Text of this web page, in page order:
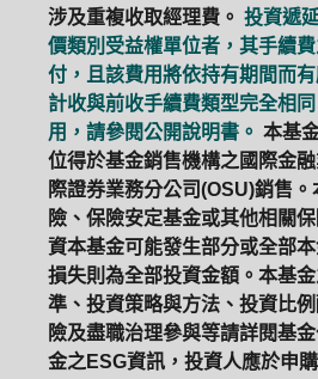
涉及重複收取經理費。 投資遞
價類別受益權單位者，其手續
付，且該費用將依持有期間而
計收與前收手續費類型完全相
用，請參閱公開說明書。 本基
位得於基金銷售機構之國際金
際證券業務分公司(OSU)銷售
險、保險安定基金或其他相關
資本基金可能發生部分或全部
損失則為全部投資金額。本基
準、投資策略與方法、投資比
險及盡職治理參與等請詳閱基
金之ESG資訊，投資人應於申